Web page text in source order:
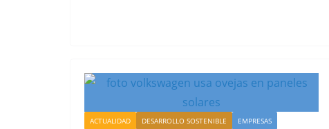
ACTUALIDAD DESARROLLO SOSTENIBLE
EMPRESAS